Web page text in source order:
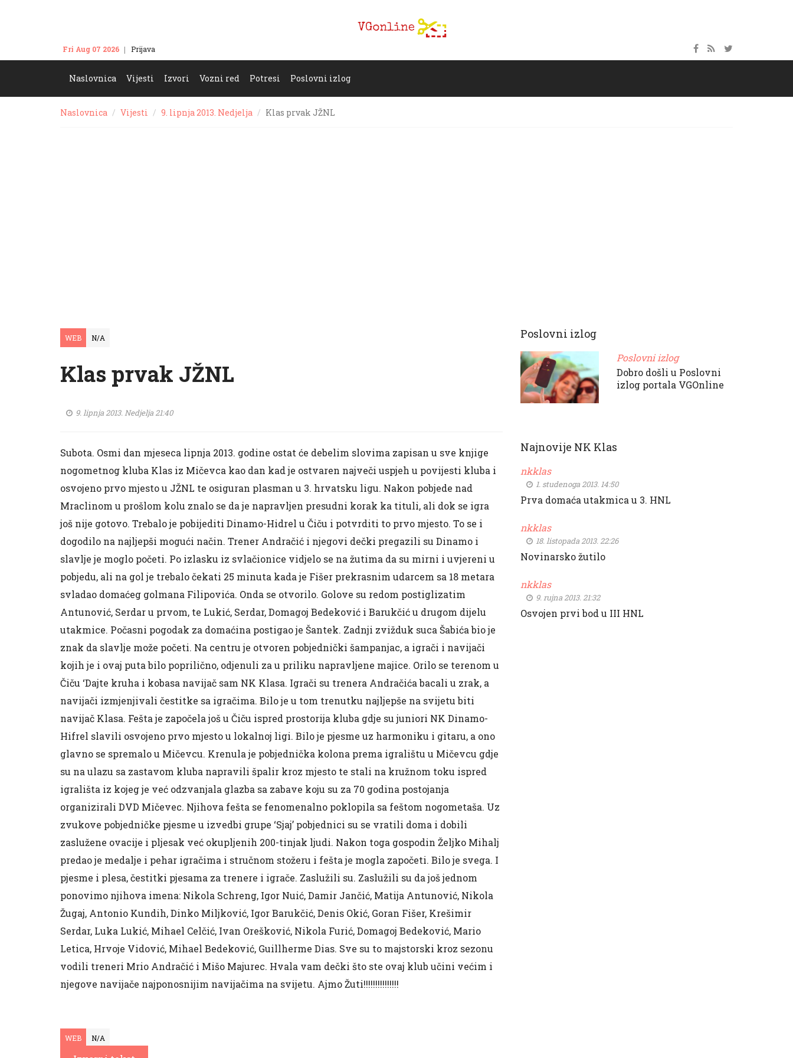
Fri Aug 07 2026 Prijava
Naslovnica Vijesti Izvori Vozni red Potresi Poslovni izlog
Naslovnica Vijesti 9. lipnja 2013. Nedjelja Klas prvak JŽNL
WEB N/A
Klas prvak JŽNL
9. lipnja 2013. Nedjelja 21:40
Subota. Osmi dan mjeseca lipnja 2013. godine ostat će debelim slovima zapisan u sve knjige
nogometnog kluba Klas iz Mičevca kao dan kad je ostvaren največi uspjeh u povijesti kluba i
osvojeno prvo mjesto u JŽNL te osiguran plasman u 3. hrvatsku ligu. Nakon pobjede nad
Mraclinom u prošlom kolu znalo se da je napravljen presudni korak ka tituli, ali dok se igra
još nije gotovo. Trebalo je pobijediti Dinamo-Hidrel u Čiču i potvrditi to prvo mjesto. To se i
dogodilo na najljepši mogući način. Trener Andračić i njegovi dečki pregazili su Dinamo i
slavlje je moglo početi. Po izlasku iz svlačionice vidjelo se na žutima da su mirni i uvjereni u
pobjedu, ali na gol je trebalo čekati 25 minuta kada je Fišer prekrasnim udarcem sa 18 metara
svladao domaćeg golmana Filipovića. Onda se otvorilo. Golove su redom postiglizatim
Antunović, Serdar u prvom, te Lukić, Serdar, Domagoj Bedeković i Barukčić u drugom dijelu
utakmice. Počasni pogodak za domaćina postigao je Šantek. Zadnji zvižduk suca Šabića bio je
znak da slavlje može početi. Na centru je otvoren pobjednički šampanjac, a igrači i navijači
kojih je i ovaj puta bilo poprilično, odjenuli za u priliku napravljene majice. Orilo se terenom u
Čiču ‘Dajte kruha i kobasa navijač sam NK Klasa. Igrači su trenera Andračića bacali u zrak, a
navijači izmjenjivali čestitke sa igračima. Bilo je u tom trenutku najljepše na svijetu biti
navijač Klasa. Fešta je započela još u Čiču ispred prostorija kluba gdje su juniori NK Dinamo-
Hifrel slavili osvojeno prvo mjesto u lokalnoj ligi. Bilo je pjesme uz harmoniku i gitaru, a ono
glavno se spremalo u Mičevcu. Krenula je pobjednička kolona prema igralištu u Mičevcu gdje
su na ulazu sa zastavom kluba napravili špalir kroz mjesto te stali na kružnom toku ispred
igrališta iz kojeg je već odzvanjala glazba sa zabave koju su za 70 godina postojanja
organizirali DVD Mičevec. Njihova fešta se fenomenalno poklopila sa feštom nogometaša. Uz
zvukove pobjedničke pjesme u izvedbi grupe ‘Sjaj’ pobjednici su se vratili doma i dobili
zaslužene ovacije i pljesak već okupljenih 200-tinjak ljudi. Nakon toga gospodin Željko Mihalj
predao je medalje i pehar igračima i stručnom stožeru i fešta je mogla započeti. Bilo je svega. I
pjesme i plesa, čestitki pjesama za trenere i igrače. Zaslužili su. Zaslužili su da još jednom
ponovimo njihova imena: Nikola Schreng, Igor Nuić, Damir Jančić, Matija Antunović, Nikola
Žugaj, Antonio Kundih, Dinko Miljković, Igor Barukčić, Denis Okić, Goran Fišer, Krešimir
Serdar, Luka Lukić, Mihael Celčić, Ivan Orešković, Nikola Furić, Domagoj Bedeković, Mario
Letica, Hrvoje Vidović, Mihael Bedeković, Guillherme Dias. Sve su to majstorski kroz sezonu
vodili treneri Mrio Andračić i Mišo Majurec. Hvala vam dečki što ste ovaj klub učini većim i
njegove navijače najponosnijim navijačima na svijetu. Ajmo Žuti!!!!!!!!!!!!!!!
WEB N/A
Poslovni izlog
Poslovni izlog
Dobro došli u Poslovni
izlog portala VGOnline
Najnovije NK Klas
nkklas
1. studenoga 2013. 14:50
Prva domaća utakmica u 3. HNL
nkklas
18. listopada 2013. 22:26
Novinarsko žutilo
nkklas
9. rujna 2013. 21:32
Osvojen prvi bod u III HNL